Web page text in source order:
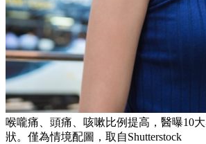
喉嚨痛、頭痛、咳嗽比例提高，醫曝10
狀。僅為情境配圖，取自Shutterstock